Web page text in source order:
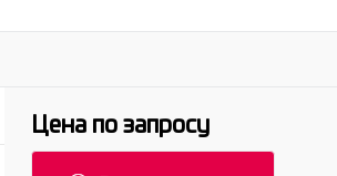
Цена по запросу